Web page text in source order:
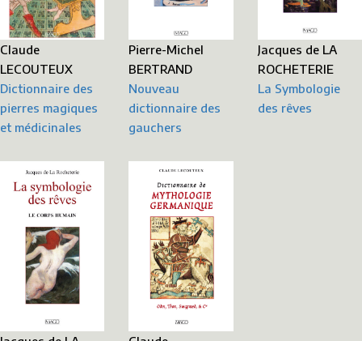
Claude
LECOUTEUX
Dictionnaire des
pierres magiques
et médicinales
Pierre-Michel
BERTRAND
Nouveau
dictionnaire des
gauchers
Jacques de LA
ROCHETERIE
La Symbologie
des rêves